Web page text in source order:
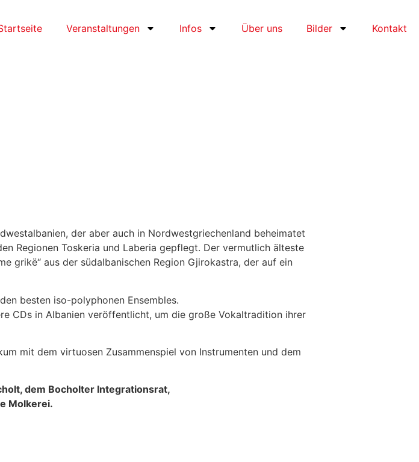
Veranstaltungen Infos Über uns Bilder Kontakt
der aber auch in Nordwestgriechenland beheimatet
Regionen Toskeria und Laberia gepflegt. Der vermutlich älteste
grikë“ aus der südalbanischen Region Gjirokastra, der auf ein
besten iso-polyphonen Ensembles.
CDs in Albanien veröffentlicht, um die große Vokaltradition ihrer
mit dem virtuosen Zusammenspiel von Instrumenten und dem
dem Bocholter Integrationsrat,
Molkerei.